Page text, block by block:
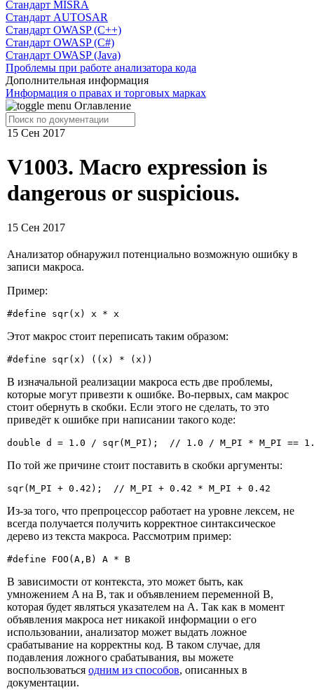
Cтандарт MISRA
Стандарт AUTOSAR
Стандарт OWASP (C++)
Стандарт OWASP (C#)
Стандарт OWASP (Java)
Проблемы при работе анализатора кода
Дополнительная информация
Информация о правах и торговых марках
Оглавление
15 Сен 2017
V1003. Macro expression is
dangerous or suspicious.
15 Сен 2017
Анализатор обнаружил потенциально возможную ошибку в
записи макроса.
Пример:
#define sqr(x) x * x
Этот макрос стоит переписать таким образом:
#define sqr(x) ((x) * (x))
В изначальной реализации макроса есть две проблемы,
которые могут привезти к ошибке. Во-первых, сам макрос
стоит обернуть в скобки. Если этого не сделать, то это
приведёт к ошибке при написании такого коде:
double d = 1.0 / sqr(M_PI);  // 1.0 / M_PI * M_PI ==
По той же причине стоит поставить в скобки аргументы:
sqr(M_PI + 0.42);  // M_PI + 0.42 * M_PI + 0.42
Из-за того, что препроцессор работает на уровне лексем, не
всегда получается получить корректное синтаксическое
дерево из текста макроса. Рассмотрим пример:
#define FOO(A,B) A * B
В зависимости от контекста, это может быть, как
умножением A на B, так и объявлением переменной B,
которая будет являться указателем на A. Так как в момент
объявления макроса нет никакой информации о его
использовании, анализатор может выдать ложное
срабатывание на корректны код. В таком случае, для
подавления ложного срабатывания, вы можете
воспользоваться одним из способов, описанных в
документации.